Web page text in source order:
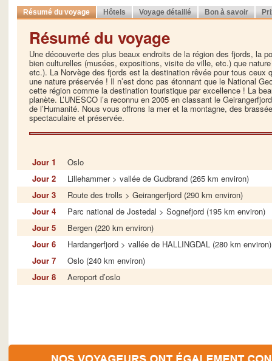
Résumé du voyage Hôtels Voyage détaillé Bon à savoir
Résumé du voyage
Une découverte des plus beaux endroits de la région des fjords, la
bien culturelles (musées, expositions, visite de ville, etc.) que
etc.). La Norvège des fjords est la destination rêvée pour tous ceux
une nature préservée ! Il n’est donc pas étonnant que le National
cette région comme la destination touristique par excellence ! La
planète. L’UNESCO l’a reconnu en 2005 en classant le
de l’Humanité. Nous vous offrons la mer et la montagne, des
spectaculaire et préservée.
Jour 1
Oslo
Jour 2
Lillehammer > vallée de Gudbrand (265 km environ)
Jour 3
Route des trolls > Geirangerfjord (290 km environ)
Jour 4
Parc national de Jostedal > Sognefjord (195 km environ)
Jour 5
Bergen (220 km environ)
Jour 6
Hardangerfjord > vallée de HALLINGDAL (280 km environ)
Jour 7
Oslo (240 km environ)
Jour 8
Aeroport d’oslo